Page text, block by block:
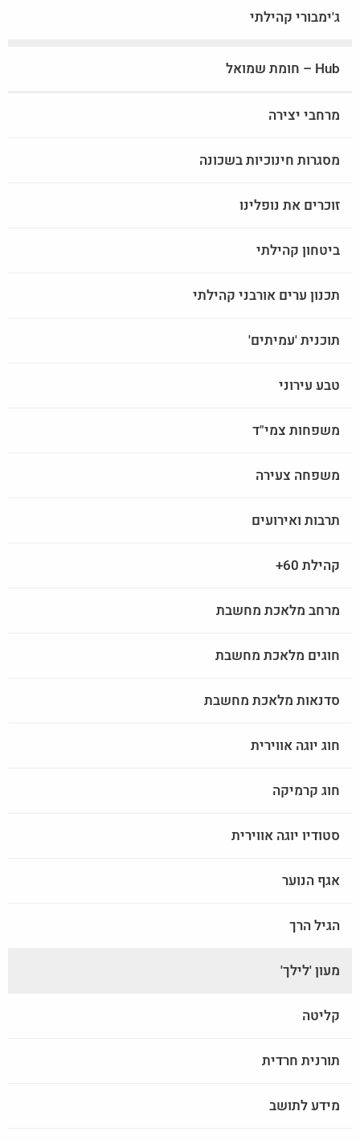
ג'ימבורי קהילתי
Hub – חומת שמואל
מרחבי יצירה
מסגרות חינוכיות בשכונה
זוכרים את נופלינו
ביטחון קהילתי
תכנון ערים אורבני קהילתי
תוכנית 'עמיתים'
טבע עירוני
משפחות צמי"ד
משפחה צעירה
תרבות ואירועים
קהילת 60+
מרחב מלאכת מחשבת
חוגים מלאכת מחשבת
סדנאות מלאכת מחשבת
חוג יוגה אווירית
חוג קרמיקה
סטודיו יוגה אווירית
אגף הנוער
הגיל הרך
מעון 'לילך'
קליטה
תורנית חרדית
מידע לתושב